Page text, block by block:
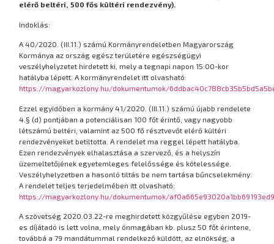
elérő beltéri, 500 fős kültéri rendezvény).
Indoklás:
A 40/2020. (III.11.) számú Kormányrendeletben Magyarország
Kormánya az ország egész területére egészségügyi
veszélyhelyzetet hirdetett ki, mely a tegnapi napon 15:00-kor
hatályba lépett. A kormányrendelet itt olvasható:
https://magyarkozlony.hu/dokumentumok/
Ezzel egyidőben a kormány 41/2020. (III.11.) számú újabb rendelete
4.§ (d) pontjában a potenciálisan 100 főt érintő, vagy nagyobb
létszámú beltéri, valamint az 500 fő résztvevőt elérő kültéri
rendezvényeket betiltotta. A rendelet ma reggel lépett hatályba.
Ezen rendezvények elhalasztása a szervező, és a helyszín
üzemeltetőjének egyetemleges felelőssége és kötelessége.
Veszélyhelyzetben a hasonló tiltás be nem tartása bűncselekmény.
A rendelet teljes terjedelmében itt olvasható:
https://magyarkozlony.hu/dokumentumok/
A szövetség 2020.03.22-re meghirdetett közgyűlése egyben 2019-
es díjátadó is lett volna, mely önmagában kb. plusz 50 főt érintene,
továbbá a 79 mandátummal rendelkező küldött, az elnökség, a